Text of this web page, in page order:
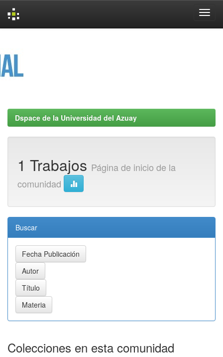
Dspace de la Universidad del Azuay
1 Trabajos Página de inicio de la
comunidad
Buscar
Colecciones en esta comunidad